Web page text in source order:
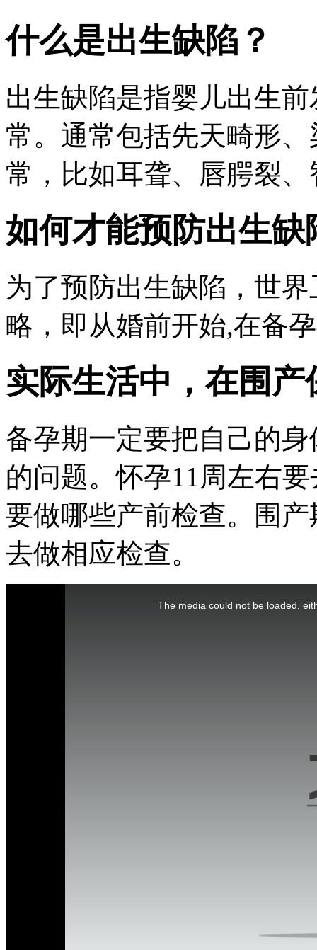
什么是出生缺陷？
出生缺陷是指婴儿出生
常。通常包括先天畸形
常，比如耳聋、唇腭裂
如何才能预防出生缺
为了预防出生缺陷，世
略，即从婚前开始,在备
实际生活中，在围
备孕期一定要把自己的
的问题。怀孕11周左右
要做哪些产前检查。围
去做相应检查。